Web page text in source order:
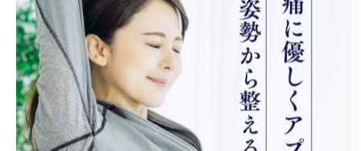
営業
時間
夜間営業・予約優先
仕事帰りに通
える
サー
ビス
丁寧なカウンセリング・アフ
ターケア充実
安心して受け
られる
忙しい方にとって、仕事帰りに無理なく通える施術所選